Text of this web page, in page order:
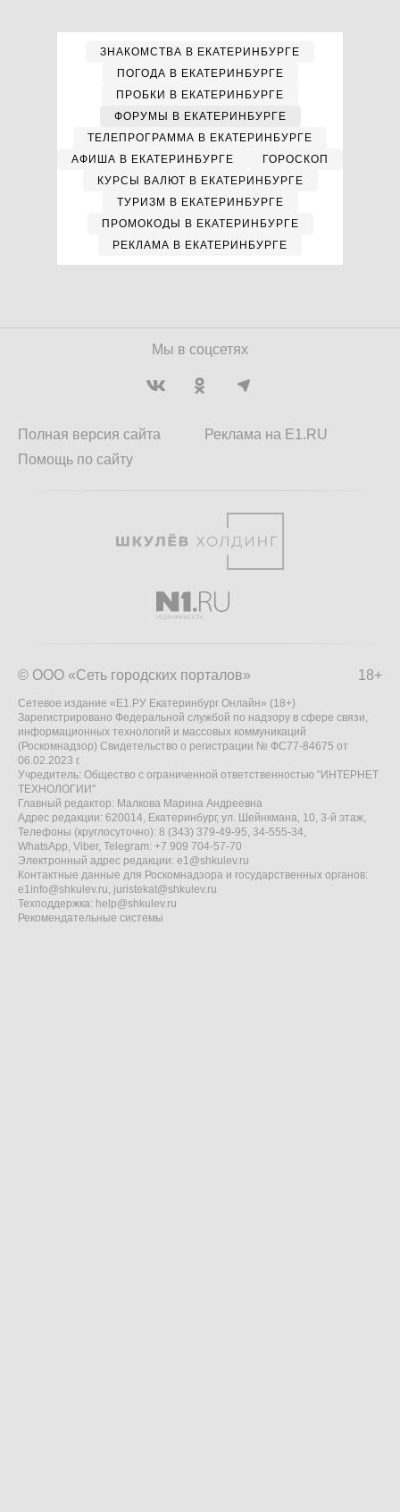
ЗНАКОМСТВА В ЕКАТЕРИНБУРГЕ
ПОГОДА В ЕКАТЕРИНБУРГЕ
ПРОБКИ В ЕКАТЕРИНБУРГЕ
ФОРУМЫ В ЕКАТЕРИНБУРГЕ
ТЕЛЕПРОГРАММА В ЕКАТЕРИНБУРГЕ
АФИША В ЕКАТЕРИНБУРГЕ
ГОРОСКОП
КУРСЫ ВАЛЮТ В ЕКАТЕРИНБУРГЕ
ТУРИЗМ В ЕКАТЕРИНБУРГЕ
ПРОМОКОДЫ В ЕКАТЕРИНБУРГЕ
РЕКЛАМА В ЕКАТЕРИНБУРГЕ
Мы в соцсетях
Полная версия сайта
Помощь по сайту
Реклама на E1.RU
18+
© ООО «Сеть городских порталов»
Сетевое издание «Е1.РУ Екатеринбург Онлайн» (18+)
Зарегистрировано Федеральной службой по надзору в сфере связи,
информационных технологий и массовых коммуникаций
(Роскомнадзор) Свидетельство о регистрации № ФС77-84675 от
06.02.2023 г.
Учредитель: Общество с ограниченной ответственностью "ИНТЕРНЕТ
ТЕХНОЛОГИИ"
Главный редактор: Малкова Марина Андреевна
Адрес редакции: 620014, Екатеринбург, ул. Шейнкмана, 10, 3-й этаж,
Телефоны (круглосуточно): 8 (343) 379-49-95, 34-555-34,
WhatsApp, Viber, Telegram: +7 909 704-57-70
Электронный адрес редакции: e1@shkulev.ru
Контактные данные для Роскомнадзора и государственных органов:
e1info@shkulev.ru, juristekat@shkulev.ru
Техподдержка: help@shkulev.ru
Рекомендательные системы